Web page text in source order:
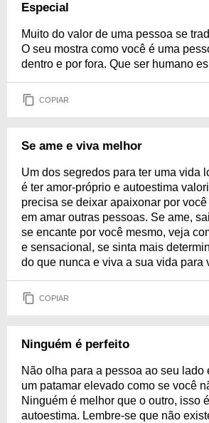
Especial
Muito do valor de uma pessoa se
O seu mostra como você é uma
dentro e por fora. Que ser humano
COPIAR
Se ame e viva melhor
Um dos segredos para ter uma vida
é ter amor-próprio e autoestima
precisa se deixar apaixonar por
em amar outras pessoas. Se ame,
se encante por você mesmo, veja
e sensacional, se sinta mais
do que nunca e viva a sua vida para
COPIAR
Ninguém é perfeito
Não olha para a pessoa ao seu lado
um patamar elevado como se você
Ninguém é melhor que o outro, isso
autoestima. Lembre-se que não